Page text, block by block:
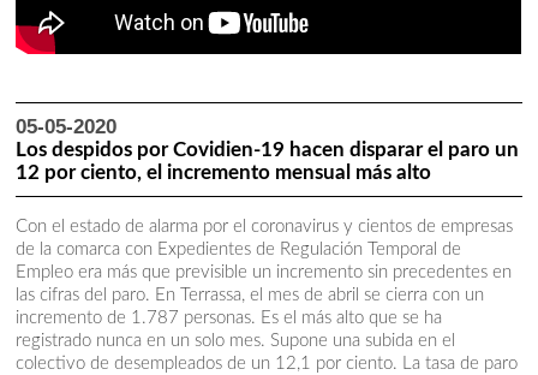
05-05-2020
Los despidos por Covidien-19 hacen disparar el paro un
12 por ciento, el incremento mensual más alto
Con el estado de alarma por el coronavirus y cientos de empresas
de la comarca con Expedientes de Regulación Temporal de
Empleo era más que previsible un incremento sin precedentes en
las cifras del paro. En Terrassa, el mes de abril se cierra con un
incremento de 1.787 personas. Es el más alto que se ha
registrado nunca en un solo mes. Supone una subida en el
colectivo de desempleados de un 12,1 por ciento. La tasa de paro